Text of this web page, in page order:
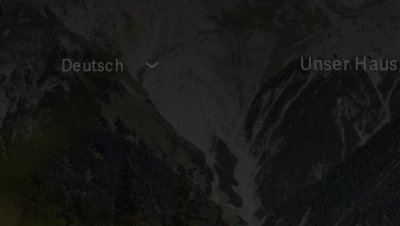
Unser Haus
Deutsch